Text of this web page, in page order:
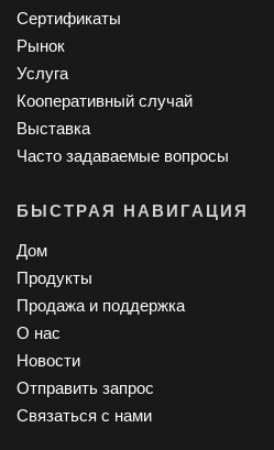
Сертификаты
Рынок
Услуга
Кооперативный случай
Выставка
Часто задаваемые вопросы
БЫСТРАЯ НАВИГАЦИЯ
Дом
Продукты
Продажа и поддержка
О нас
Новости
Отправить запрос
Связаться с нами